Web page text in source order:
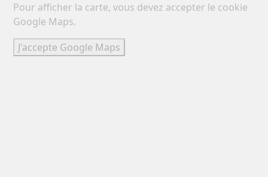
Pour afficher la carte, vous devez accepter le cookie
Google Maps.
J'accepte Google Maps